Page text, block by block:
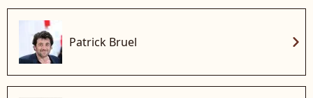
Patrick Bruel chevron_right